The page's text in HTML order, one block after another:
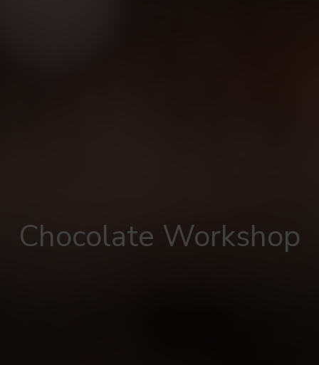
Chocolate Workshop